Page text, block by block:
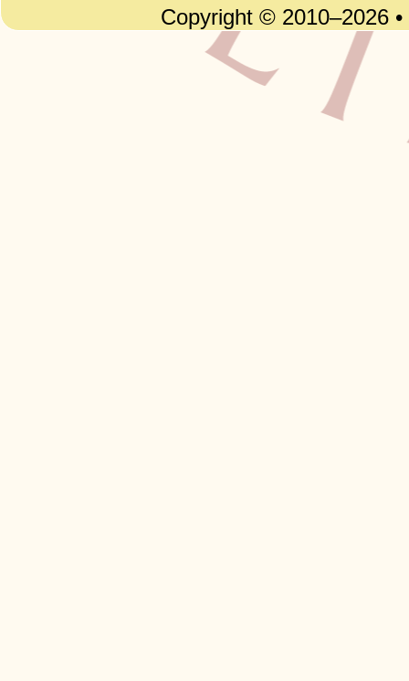
Copyright © 2010–2026 •